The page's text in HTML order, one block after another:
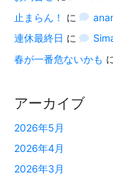
止まらん！
に
連休最終日 に
春が一番危ないかも
アーカイブ
2026年5月
2026年4月
2026年3月